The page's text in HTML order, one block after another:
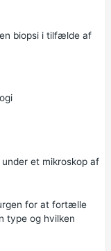
biopsi i tilfælde af
et mikroskop af
for at fortælle
type og hvilken